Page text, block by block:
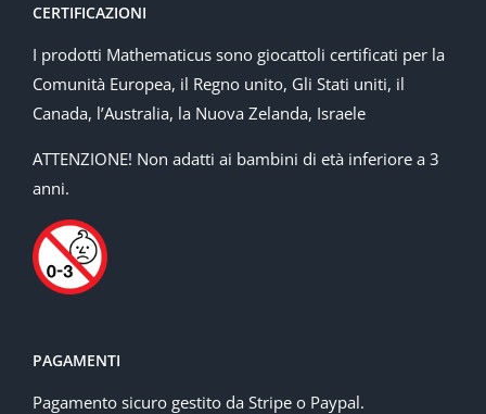
CERTIFICAZIONI
I prodotti Mathematicus sono giocattoli certificati per la
Comunità Europea, il Regno unito, Gli Stati uniti, il
Canada, l’Australia, la Nuova Zelanda, Israele
ATTENZIONE! Non adatti ai bambini di età inferiore a 3
anni.
PAGAMENTI
Pagamento sicuro gestito da Stripe o Paypal.